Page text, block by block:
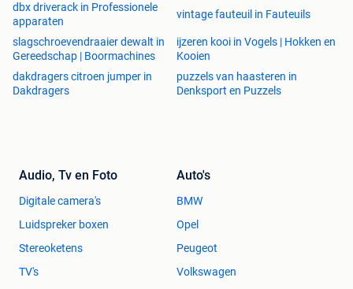
dbx driverack in Professionele
apparaten
vintage fauteuil in Fauteuils
slagschroevendraaier dewalt in
Gereedschap | Boormachines
ijzeren kooi in Vogels | Hokken en
Kooien
dakdragers citroen jumper in
Dakdragers
puzzels van haasteren in
Denksport en Puzzels
Audio, Tv en Foto
Digitale camera's
Luidspreker boxen
Stereoketens
TV's
Auto's
BMW
Opel
Peugeot
Volkswagen